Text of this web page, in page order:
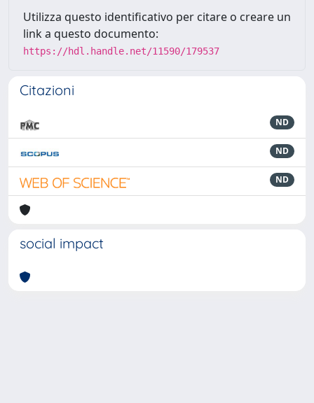
Utilizza questo identificativo per citare o creare un
link a questo documento:
https://hdl.handle.net/11590/179537
Citazioni
ND
ND
ND
social impact